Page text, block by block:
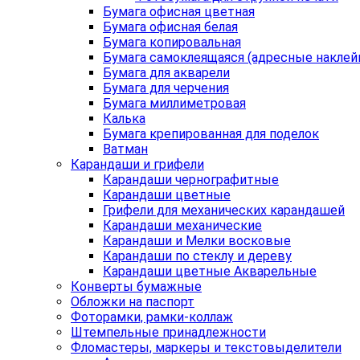
Бумага офисная цветная
Бумага офисная белая
Бумага копировальная
Бумага самоклеящаяся (адресные
Бумага для акварели
Бумага для черчения
Бумага миллиметровая
Калька
Бумага крепированная для поделок
Ватман
Карандаши и грифели
Карандаши чернографитные
Карандаши цветные
Грифели для механических карандашей
Карандаши механические
Карандаши и Мелки восковые
Карандаши по стеклу и дереву
Карандаши цветные Акварельные
Конверты бумажные
Обложки на паспорт
Фоторамки, рамки-коллаж
Штемпельные принадлежности
Фломастеры, маркеры и текстовыделители